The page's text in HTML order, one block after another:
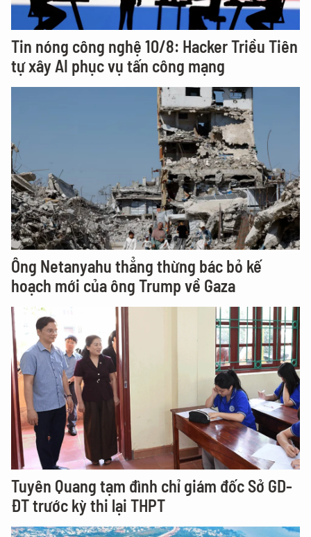
Tin nóng công nghệ 10/8: Hacker Triều Tiên
tự xây AI phục vụ tấn công mạng
Ông Netanyahu thẳng thừng bác bỏ kế
hoạch mới của ông Trump về Gaza
Tuyên Quang tạm đình chỉ giám đốc Sở GD-
ĐT trước kỳ thi lại THPT